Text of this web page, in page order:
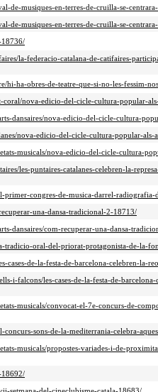
de-musiques-en-terres-de-cruilla-se-
de-musiques-en-terres-de-cruilla-se-
18736/
la-federacio-catalana-de-catifaires-
hi-ha-obres-de-teatre-que-si-no-les-fessim-
nova-edicio-del-cicle-cultura-popular-
dansaires/nova-edicio-del-cicle-cultura-
nova-edicio-del-cicle-cultura-popular-als-
musicals/nova-edicio-del-cicle-cultura-
les-puntaires-catalanes-celebren-la-
primer-congres-de-musica-darrel-
una-dansa-tradicional-2-18713/
dansaires/com-recuperar-una-dansa-
tradicio-oral-del-priorat-protagonista-de-la-
cases-de-la-festa-de-barcelona-celebren-la-
i-falcons/les-cases-de-la-festa-de-
musicals/convocat-el-7e-concurs-de-
sons-de-la-mediterrania-celebra-
musicals/propostes-variades-i-de-
18692/